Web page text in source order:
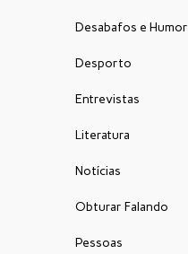
Desabafos e Humor
Desporto
Entrevistas
Literatura
Notícias
Obturar Falando
Pessoas